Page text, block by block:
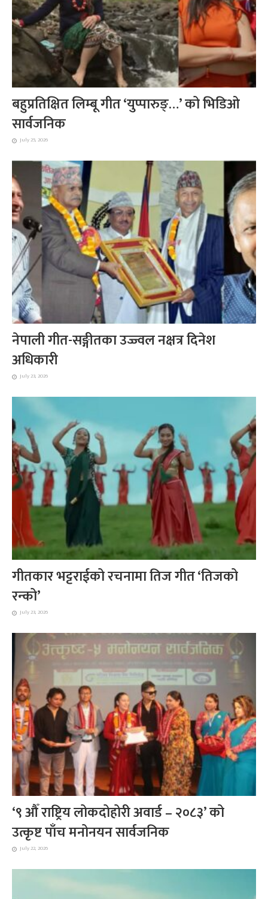
बहुप्रतिक्षित लिम्बू गीत ‘युप्पारुङ्…’ को भिडिओ
सार्वजनिक
July 25, 2026
नेपाली गीत-सङ्गीतका उज्ज्वल नक्षत्र दिनेश
अधिकारी
July 23, 2026
गीतकार भट्टराईको रचनामा तिज गीत ‘तिजको
रन्को’
July 23, 2026
‘९ औँ राष्ट्रिय लोकदोहोरी अवार्ड – २०८३’ को
उत्कृष्ट पाँच मनोनयन सार्वजनिक
July 22, 2026